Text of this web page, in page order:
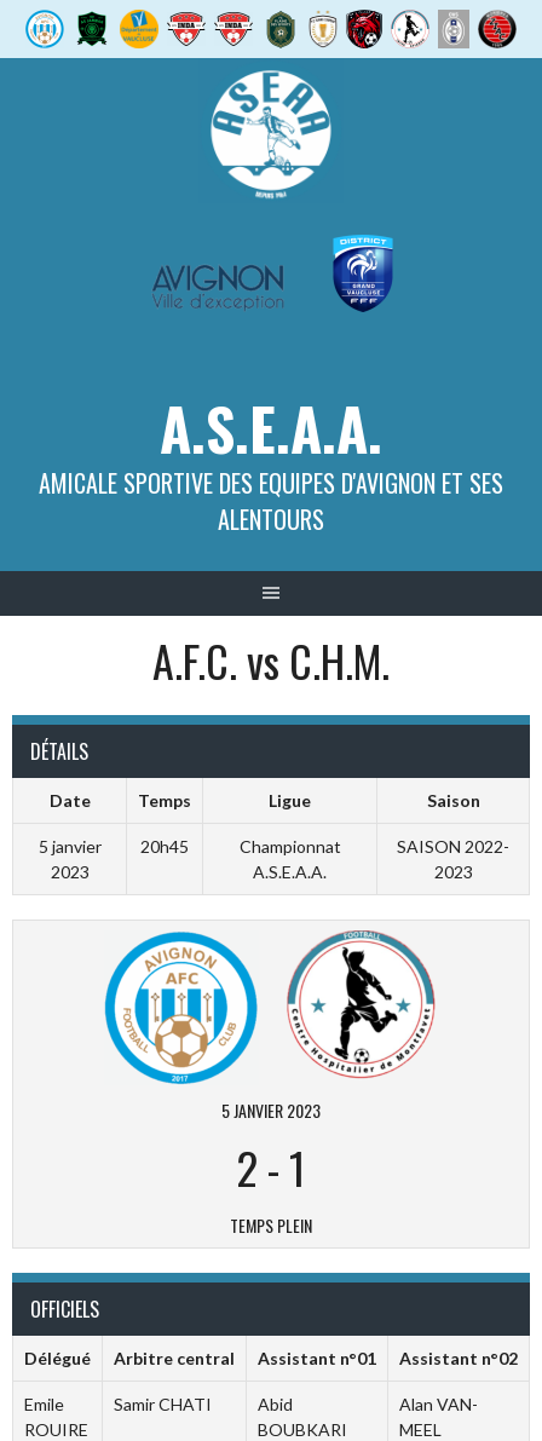
A.S.E.A.A.
AMICALE SPORTIVE DES EQUIPES D'AVIGNON ET SES
ALENTOURS
A.F.C. vs C.H.M.
DÉTAILS
Date Temps Ligue Saison
5 janvier
2023
20h45
Championnat
A.S.E.A.A.
SAISON 2022-
2023
5 JANVIER 2023
2-1
TEMPS PLEIN
OFFICIELS
Délégué Arbitre central Assistant n°01 Assistant n°02
Emile
ROUIRE
Samir CHATI
Abid
BOUBKARI
Alan VAN-
MEEL